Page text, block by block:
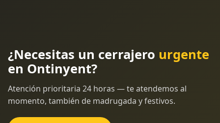
¿Necesitas un cerrajero urgente
en Ontinyent?
Atención prioritaria 24 horas — te atendemos al
momento, también de madrugada y festivos.